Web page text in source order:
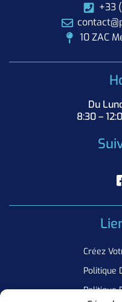
+33
10 ZAC
Du
8:30 –
Créez
Politique
Politique